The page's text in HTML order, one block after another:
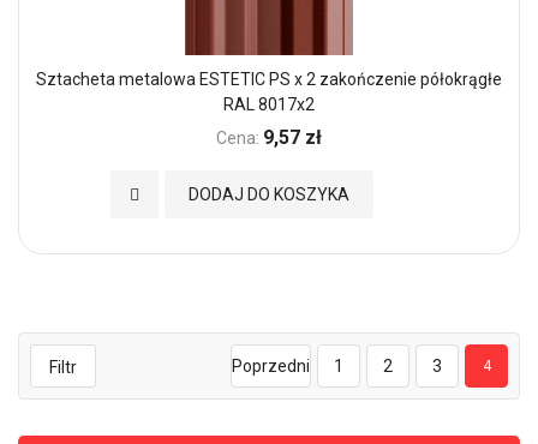
Sztacheta metalowa ESTETIC PS x 2 zakończenie półokrągłe
RAL 8017x2
Cena: 9,57 zł
DODAJ DO KOSZYKA
Dodaj do Ulubionych
Filtr Poprzedni 1 2 3 4